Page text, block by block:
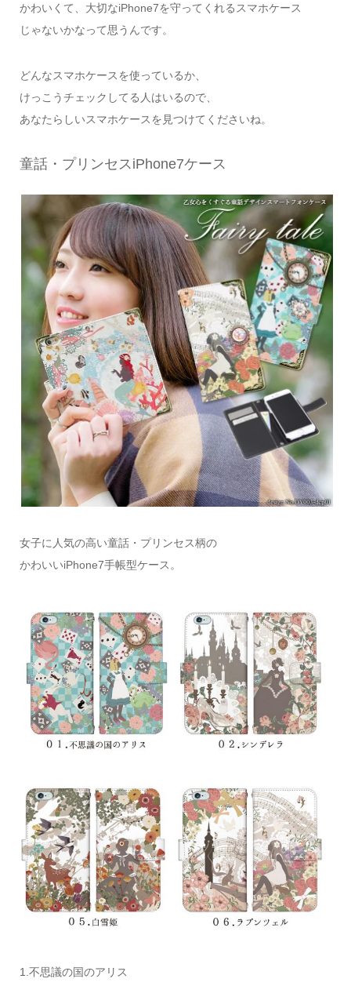
かわいくて、大切なiPhone7を守ってくれるスマホケース
じゃないかなって思うんです。
どんなスマホケースを使っているか、
けっこうチェックしてる人はいるので、
あなたらしいスマホケースを見つけてくださいね。
童話・プリンセスiPhone7ケース
女子に人気の高い童話・プリンセス柄の
かわいいiPhone7手帳型ケース。
1.不思議の国のアリス